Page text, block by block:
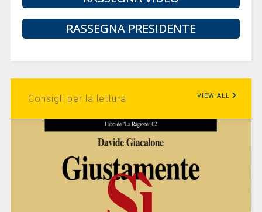
RASSEGNA PRESIDENTE
Consigli per la lettura VIEW ALL